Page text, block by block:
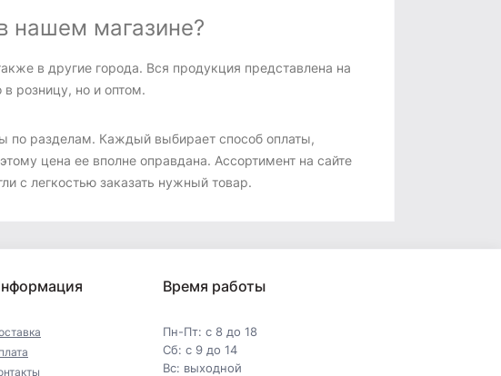
нашем магазине?
в другие города. Вся продукция представлена на
розницу, но и оптом.
по разделам. Каждый выбирает способ оплаты,
цена ее вполне оправдана. Ассортимент на сайте
с легкостью заказать нужный товар.
Время работы
Пн-Пт: с 8 до 18
Сб: с 9 до 14
Вс: выходной